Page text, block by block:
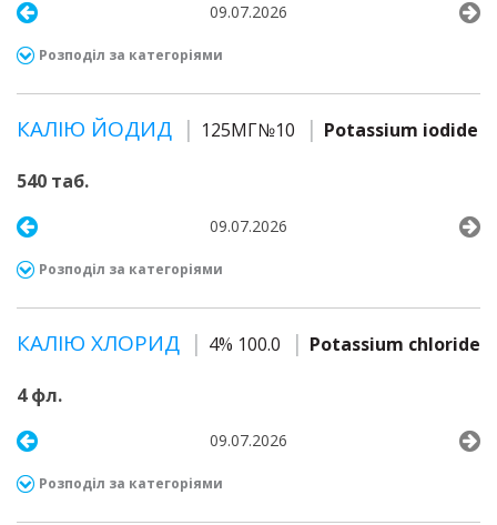
09.07.2026
Розподіл за категоріями
КАЛІЮ ЙОДИД 125МГ№10 Potassium iodide
540 таб.
09.07.2026
Розподіл за категоріями
КАЛІЮ ХЛОРИД 4% 100.0 Potassium chloride
4 фл.
09.07.2026
Розподіл за категоріями